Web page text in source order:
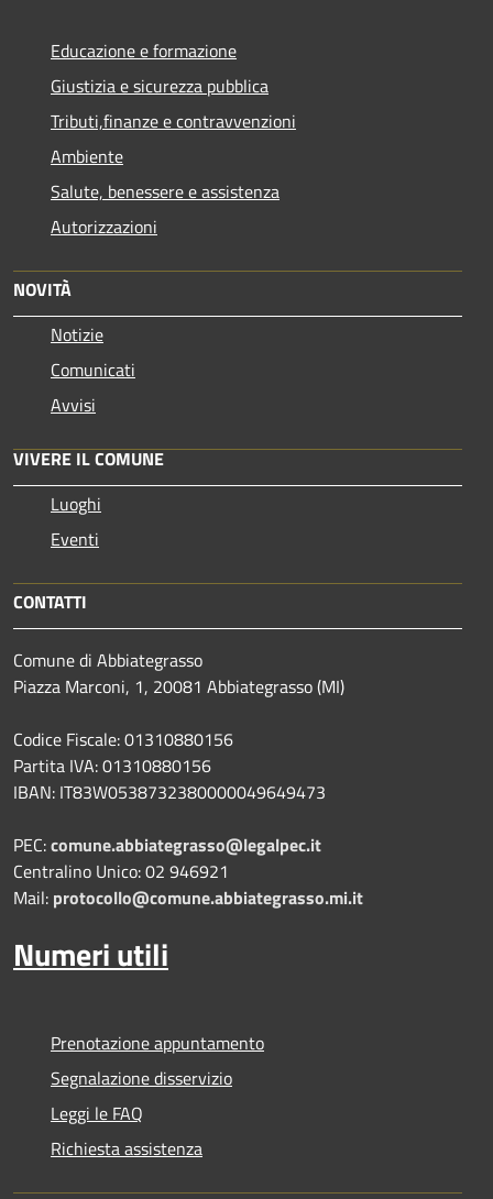
Educazione e formazione
Giustizia e sicurezza pubblica
Tributi,finanze e contravvenzioni
Ambiente
Salute, benessere e assistenza
Autorizzazioni
NOVITÀ
Notizie
Comunicati
Avvisi
VIVERE IL COMUNE
Luoghi
Eventi
CONTATTI
Comune di Abbiategrasso
Piazza Marconi, 1, 20081 Abbiategrasso (MI)
Codice Fiscale: 01310880156
Partita IVA: 01310880156
IBAN: IT83W0538732380000049649473
PEC:comune.abbiategrasso@legalpec.it
Centralino Unico: 02 946921
Mail: protocollo@comune.abbiategrasso.mi.it
Numeri utili
Prenotazione appuntamento
Segnalazione disservizio
Leggi le FAQ
Richiesta assistenza